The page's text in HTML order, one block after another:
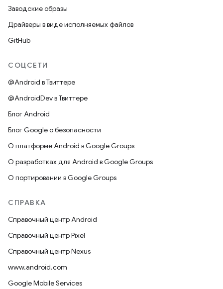
Заводские образы
Драйверы в виде исполняемых файлов
GitHub
СОЦСЕТИ
@Android в Твиттере
@AndroidDev в Твиттере
Блог Android
Блог Google о безопасности
О платформе Android в Google Groups
О разработках для Android в Google Groups
О портировании в Google Groups
СПРАВКА
Справочный центр Android
Справочный центр Pixel
Справочный центр Nexus
www.android.com
Google Mobile Services